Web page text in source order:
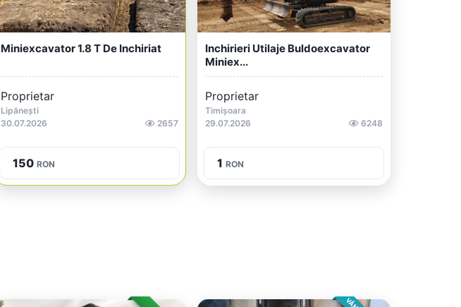
Miniexcavator 1.8 T De Inchiriat
Proprietar
Lipănești
30.07.2026
2657
150 RON
Inchirieri Utilaje Buldoexcavator
Miniex...
Proprietar
Timișoara
29.07.2026
6248
1 RON